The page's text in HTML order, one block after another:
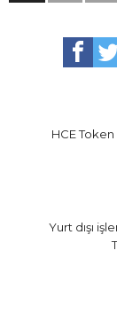
HCE
Yurt dışı